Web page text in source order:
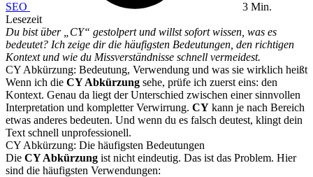
SEO
3 Min.
Lesezeit
Du bist über „CY“ gestolpert und willst sofort wissen, was es
bedeutet? Ich zeige dir die häufigsten Bedeutungen, den richtigen
Kontext und wie du Missverständnisse schnell vermeidest.
CY Abkürzung: Bedeutung, Verwendung und was sie wirklich heißt
Wenn ich die CY Abkürzung sehe, prüfe ich zuerst eins: den
Kontext. Genau da liegt der Unterschied zwischen einer sinnvollen
Interpretation und kompletter Verwirrung. CY kann je nach Bereich
etwas anderes bedeuten. Und wenn du es falsch deutest, klingt dein
Text schnell unprofessionell.
CY Abkürzung: Die häufigsten Bedeutungen
Die CY Abkürzung ist nicht eindeutig. Das ist das Problem. Hier
sind die häufigsten Verwendungen: